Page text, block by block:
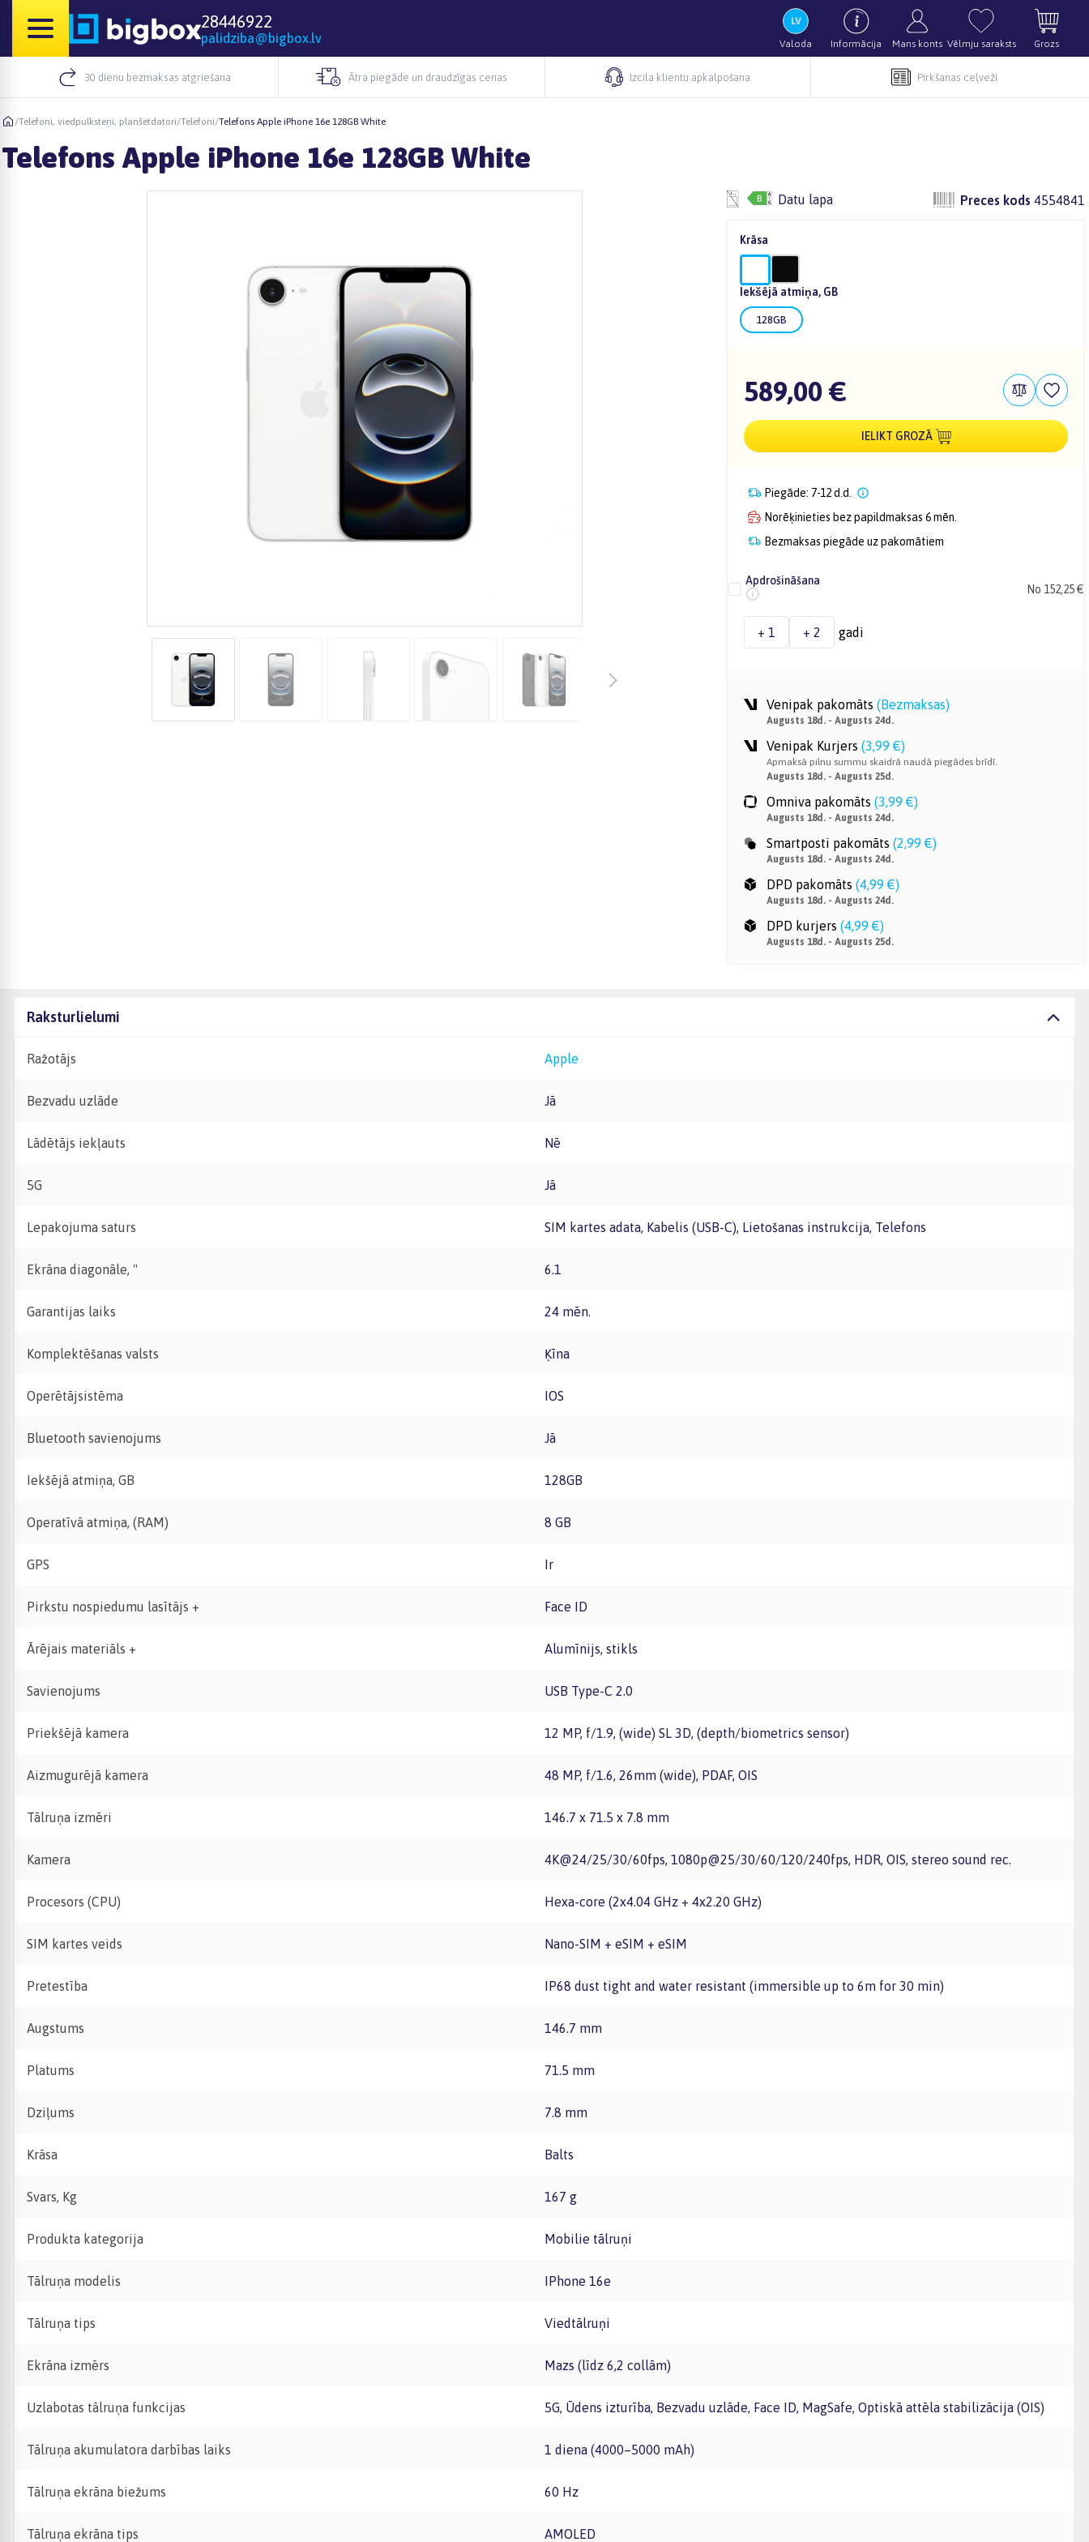
28446922
palidziba@bigbox.lv Valoda Informācija Mans konts Vēlmju saraksts Grozs
30 dienu bezmaksas atgriešana Ātra piegāde un draudzīgas cenas Izcila klientu apkalpošana Pirkšanas ceļveži
/Telefoni, viedpulksteņi, planšetdatori/Telefoni/Telefons Apple iPhone 16e 128GB White
Telefons Apple iPhone 16e 128GB White
Datu lapa Preces kods 4554841
Krāsa
Iekšējā atmiņa, GB
128GB
589,00 €
IELIKT GROZĀ
Piegāde: 7-12 d.d.
Norēķinieties bez papildmaksas 6 mēn.
Bezmaksas piegāde uz pakomātiem
Apdrošināšana
No 152,25 €
+ 1 + 2 gadi
Venipak pakomāts (Bezmaksas)
Augusts 18d. - Augusts 24d.
Venipak Kurjers (3,99 €)
Apmaksā pilnu summu skaidrā naudā piegādes brīdī.
Augusts 18d. - Augusts 25d.
Omniva pakomāts (3,99 €)
Augusts 18d. - Augusts 24d.
Smartposti pakomāts (2,99 €)
Augusts 18d. - Augusts 24d.
DPD pakomāts (4,99 €)
Augusts 18d. - Augusts 24d.
DPD kurjers (4,99 €)
Augusts 18d. - Augusts 25d.
Raksturlielumi
Ražotājs Apple
Bezvadu uzlāde Jā
Lādētājs iekļauts Nē
5G Jā
Lepakojuma saturs SIM kartes adata, Kabelis (USB-C), Lietošanas instrukcija, Telefons
Ekrāna diagonāle, " 6.1
Garantijas laiks 24 mēn.
Komplektēšanas valsts Ķīna
Operētājsistēma iOS
Bluetooth savienojums Jā
Iekšējā atmiņa, GB 128GB
Operatīvā atmiņa, (RAM) 8 GB
GPS Ir
Pirkstu nospiedumu lasītājs + Face ID
Ārējais materiāls + Alumīnijs, stikls
Savienojums USB Type-C 2.0
Priekšējā kamera 12 MP, f/1.9, (wide) SL 3D, (depth/biometrics sensor)
Aizmugurējā kamera 48 MP, f/1.6, 26mm (wide), PDAF, OIS
Tālruņa izmēri 146.7 x 71.5 x 7.8 mm
Kamera 4K@24/25/30/60fps, 1080p@25/30/60/120/240fps, HDR, OIS, stereo sound rec.
Procesors (CPU) Hexa-core (2x4.04 GHz + 4x2.20 GHz)
SIM kartes veids Nano-SIM + eSIM + eSIM
Pretestība IP68 dust tight and water resistant (immersible up to 6m for 30 min)
Augstums 146.7 mm
Platums 71.5 mm
Dziļums 7.8 mm
Krāsa Balts
Svars, Kg 167 g
Produkta kategorija Mobilie tālruņi
Tālruņa modelis iPhone 16e
Tālruņa tips Viedtālruņi
Ekrāna izmērs Mazs (līdz 6,2 collām)
Uzlabotas tālruņa funkcijas 5G, Ūdens izturība, Bezvadu uzlāde, Face ID, MagSafe, Optiskā attēla stabilizācija (OIS)
Tālruņa akumulatora darbības laiks 1 diena (4000–5000 mAh)
Tālruņa ekrāna biežums 60 Hz
Tālruņa ekrāna tips AMOLED